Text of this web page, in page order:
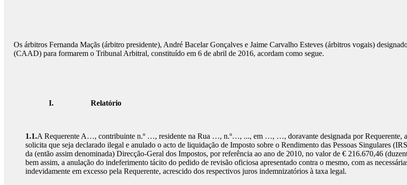
Os árbitros Fernanda Maçãs (árbitro presidente), André Bacelar Gonçalves e Jaime Carvalho Esteves (árbitros vogais)
(CAAD) para formarem o Tribunal Arbitral, constituído em 6 de abril de 2016, acordam como segue.
I. Relatório
1.1.A Requerente A…, contribuinte n.º …, residente na Rua …, n.º…, ..., em …, …, doravante designada por Requerente,
solicita que seja declarado ilegal e anulado o acto de liquidação de Imposto sobre o Rendimento das Pessoas Singulares
da (então assim denominada) Direcção-Geral dos Impostos, por referência ao ano de 2010, no valor de € 216.670,46
bem assim, a anulação do indeferimento tácito do pedido de revisão oficiosa apresentado contra o mesmo, com as
indevidamente em excesso pela Requerente, acrescido dos respectivos juros indemnizatórios à taxa legal.